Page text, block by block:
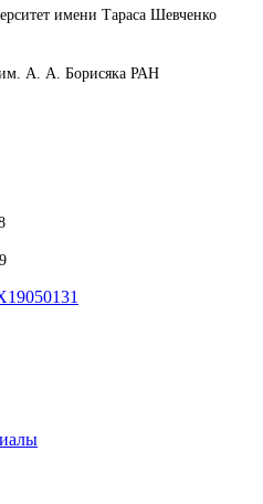
имени Тараса Шевченко
им. А. А. Борисяка РАН